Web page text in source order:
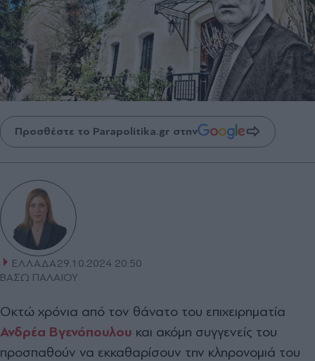
Προσθέστε το Parapolitika.gr στην
ΕΛΛΑΔΑ29.10.2024 20:50
ΒΑΣΩ ΠΑΛΑΙΟΥ
Οκτώ χρόνια από τον θάνατο του επιχειρηµατία
Ανδρέα Βγενόπουλου και ακόµη συγγενείς του
προσπαθούν να εκκαθαρίσουν την κληρονοµιά του